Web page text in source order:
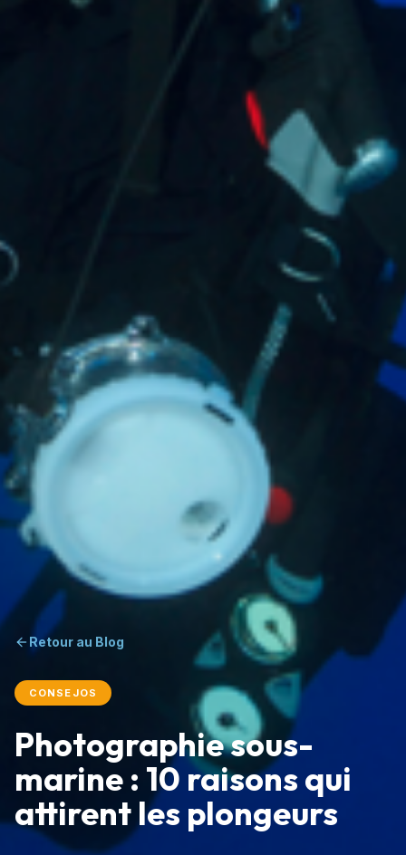
Retour au Blog
CONSEJOS
Photographie sous-
marine : 10 raisons qui
attirent les plongeurs